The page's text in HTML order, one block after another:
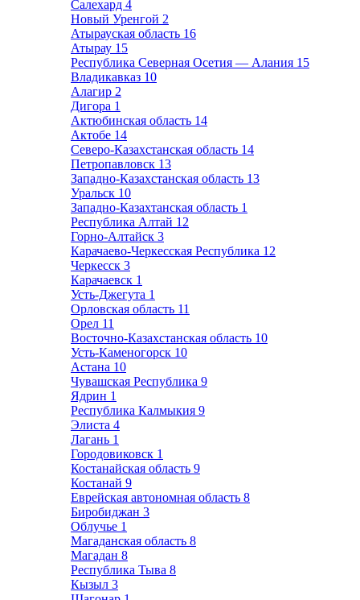
Салехард 4
Новый Уренгой 2
Атырауская область 16
Атырау 15
Республика Северная Осетия — Алания 15
Владикавказ 10
Алагир 2
Дигора 1
Актюбинская область 14
Актобе 14
Северо-Казахстанская область 14
Петропавловск 13
Западно-Казахстанская область 13
Уральск 10
Западно-Казахтанская область 1
Республика Алтай 12
Горно-Алтайск 3
Карачаево-Черкесская Республика 12
Черкесск 3
Карачаевск 1
Усть-Джегута 1
Орловская область 11
Орел 11
Восточно-Казахстанская область 10
Усть-Каменогорск 10
Астана 10
Чувашская Республика 9
Ядрин 1
Республика Калмыкия 9
Элиста 4
Лагань 1
Городовиковск 1
Костанайская область 9
Костанай 9
Еврейская автономная область 8
Биробиджан 3
Облучье 1
Магаданская область 8
Магадан 8
Республика Тыва 8
Кызыл 3